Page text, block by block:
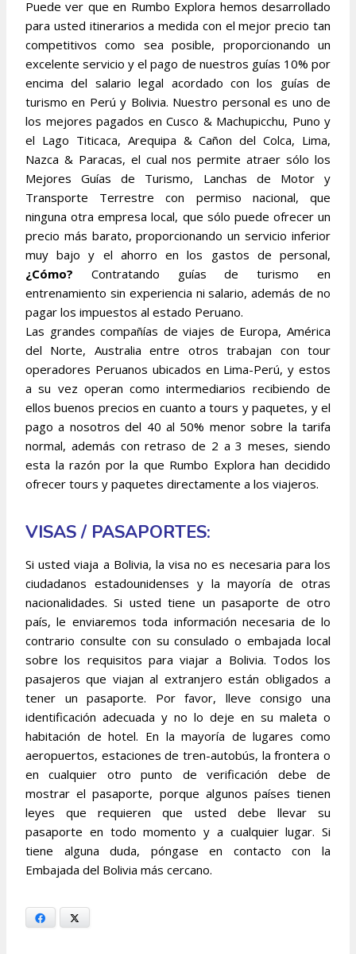
Puede ver que en Rumbo Explora hemos desarrollado
para usted itinerarios a medida con el mejor precio tan
competitivos como sea posible, proporcionando un
excelente servicio y el pago de nuestros guías 10% por
encima del salario legal acordado con los guías de
turismo en Perú y Bolivia. Nuestro personal es uno de
los mejores pagados en Cusco & Machupicchu, Puno y
el Lago Titicaca, Arequipa & Cañon del Colca, Lima,
Nazca & Paracas, el cual nos permite atraer sólo los
Mejores Guías de Turismo, Lanchas de Motor y
Transporte Terrestre con permiso nacional, que
ninguna otra empresa local, que sólo puede ofrecer un
precio más barato, proporcionando un servicio inferior
muy bajo y el ahorro en los gastos de personal,
¿Cómo? Contratando guías de turismo en
entrenamiento sin experiencia ni salario, además de no
pagar los impuestos al estado Peruano.
Las grandes compañías de viajes de Europa, América
del Norte, Australia entre otros trabajan con tour
operadores Peruanos ubicados en Lima-Perú, y estos
a su vez operan como intermediarios recibiendo de
ellos buenos precios en cuanto a tours y paquetes, y el
pago a nosotros del 40 al 50% menor sobre la tarifa
normal, además con retraso de 2 a 3 meses, siendo
esta la razón por la que Rumbo Explora han decidido
ofrecer tours y paquetes directamente a los viajeros.
VISAS / PASAPORTES:
Si usted viaja a Bolivia, la visa no es necesaria para los
ciudadanos estadounidenses y la mayoría de otras
nacionalidades. Si usted tiene un pasaporte de otro
país, le enviaremos toda información necesaria de lo
contrario consulte con su consulado o embajada local
sobre los requisitos para viajar a Bolivia. Todos los
pasajeros que viajan al extranjero están obligados a
tener un pasaporte. Por favor, lleve consigo una
identificación adecuada y no lo deje en su maleta o
habitación de hotel. En la mayoría de lugares como
aeropuertos, estaciones de tren-autobús, la frontera o
en cualquier otro punto de verificación debe de
mostrar el pasaporte, porque algunos países tienen
leyes que requieren que usted debe llevar su
pasaporte en todo momento y a cualquier lugar. Si
tiene alguna duda, póngase en contacto con la
Embajada del Bolivia más cercano.
Facebook